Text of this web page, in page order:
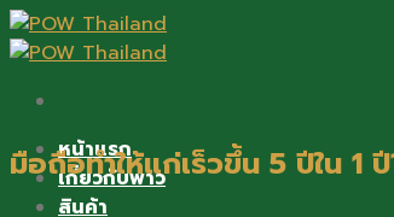
Skip
to
หน้าแรก
เกี่ยวกับพาว
สินค้า
มือถือทำให้แก่เร็วขึ้น 5 ปีใน 1